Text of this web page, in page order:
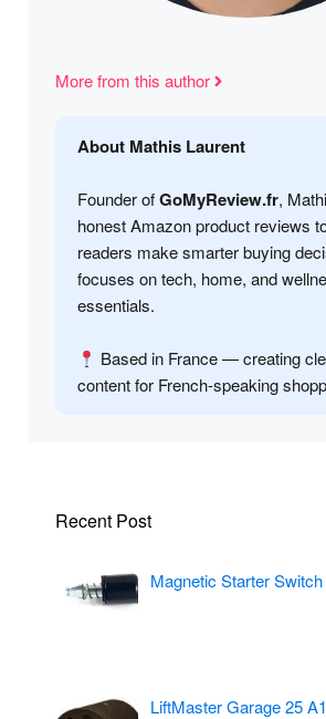
More from this author
About Mathis Laurent
Founder ofGoMyReview.fr,
honest Amazon product reviews
readers make smarter buying
focuses on tech, home, and
essentials.
Based in France — creating
content for French-speaking
Recent Post
Magnetic Starter
LiftMaster Garage 25